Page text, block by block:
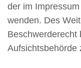
der im
wenden. Des
Beschwerderecht
Aufsichtsbehörde